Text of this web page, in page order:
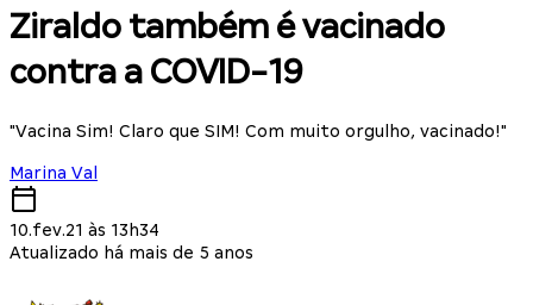
Ziraldo também é vacinado
contra a COVID-19
"Vacina Sim! Claro que SIM! Com muito orgulho, vacinado!"
Marina Val
10.fev.21 às 13h34
Atualizado há mais de 5 anos